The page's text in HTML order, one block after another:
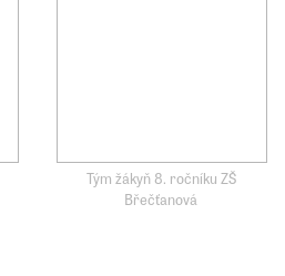
Tým žákyň 8. ročníku ZŠ
Břečťanová